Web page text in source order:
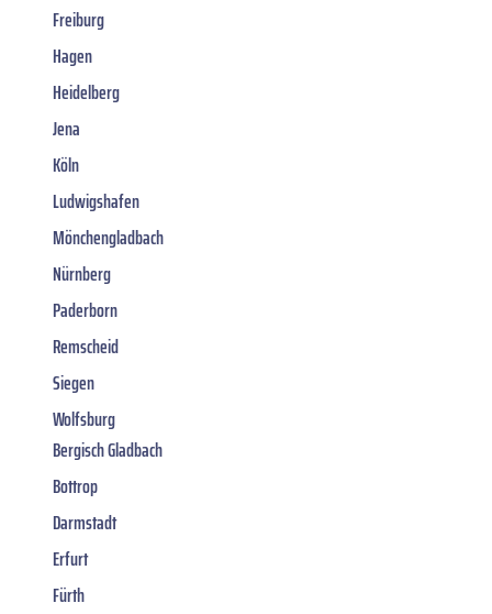
Freiburg
Hagen
Heidelberg
Jena
Köln
Ludwigshafen
Mönchengladbach
Nürnberg
Paderborn
Remscheid
Siegen
Wolfsburg
Bergisch Gladbach
Bottrop
Darmstadt
Erfurt
Fürth